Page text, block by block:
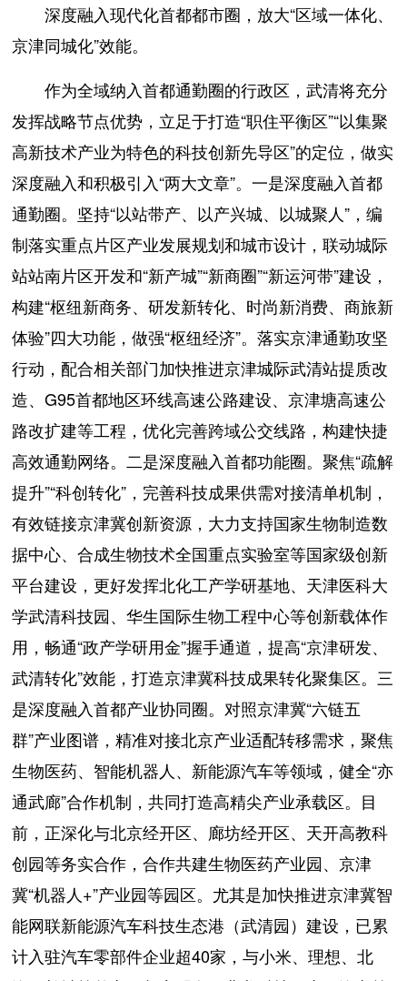
深度融入现代化首都都市圈，放大“区域一体化、
京津同城化”效能。
作为全域纳入首都通勤圈的行政区，武清将充分
发挥战略节点优势，立足于打造“职住平衡区”“以集聚
高新技术产业为特色的科技创新先导区”的定位，做实
深度融入和积极引入“两大文章”。一是深度融入首都
通勤圈。坚持“以站带产、以产兴城、以城聚人”，编
制落实重点片区产业发展规划和城市设计，联动城际
站站南片区开发和“新产城”“新商圈”“新运河带”建设，
构建“枢纽新商务、研发新转化、时尚新消费、商旅新
体验”四大功能，做强“枢纽经济”。落实京津通勤攻坚
行动，配合相关部门加快推进京津城际武清站提质改
造、G95首都地区环线高速公路建设、京津塘高速公
路改扩建等工程，优化完善跨域公交线路，构建快捷
高效通勤网络。二是深度融入首都功能圈。聚焦“疏解
提升”“科创转化”，完善科技成果供需对接清单机制，
有效链接京津冀创新资源，大力支持国家生物制造数
据中心、合成生物技术全国重点实验室等国家级创新
平台建设，更好发挥北化工产学研基地、天津医科大
学武清科技园、华生国际生物工程中心等创新载体作
用，畅通“政产学研用金”握手通道，提高“京津研发、
武清转化”效能，打造京津冀科技成果转化聚集区。三
是深度融入首都产业协同圈。对照京津冀“六链五
群”产业图谱，精准对接北京产业适配转移需求，聚焦
生物医药、智能机器人、新能源汽车等领域，健全“亦
通武廊”合作机制，共同打造高精尖产业承载区。目
前，正深化与北京经开区、廊坊经开区、天开高教科
创园等务实合作，合作共建生物医药产业园、京津
冀“机器人+”产业园等园区。尤其是加快推进京津冀智
能网联新能源汽车科技生态港（武清园）建设，已累
计入驻汽车零部件企业超40家，与小米、理想、北